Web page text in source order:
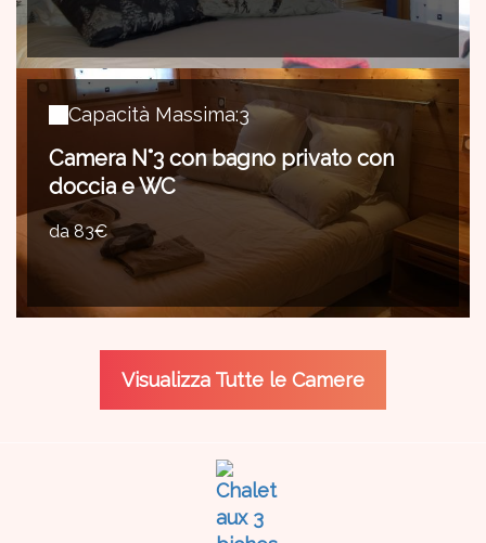
Capacità Massima:3
Camera N°3 con bagno privato con
doccia e WC
da 83€
Visualizza Tutte le Camere